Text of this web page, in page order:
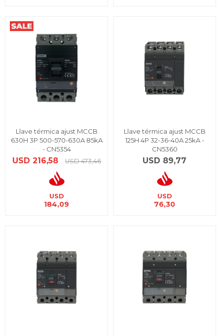
Llave térmica ajust MCCB
630H 3P 500-570-630A 85kA
- CN5354
USD 216,58 USD 473,46
USD
184,09
Llave térmica ajust MCCB
125H 4P 32-36-40A 25kA -
CN5360
USD 89,77
USD
76,30